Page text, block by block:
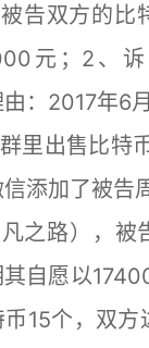
告双方的比
元；2、
：2017年6
里出售比特
添加了被告
之路），被
自愿以
15个，双方